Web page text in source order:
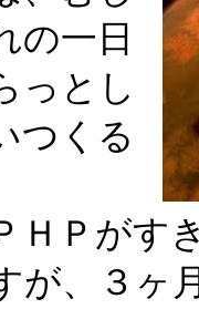
の一日
っとし
つくる
ＨＰがす
が、３ヶ